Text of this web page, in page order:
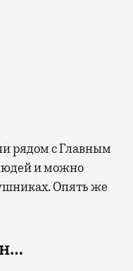
рядом с Главным
и можно
Опять же